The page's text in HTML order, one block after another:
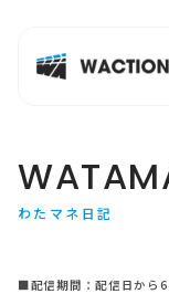
わたマネ日記
■配信期間：配信日から6